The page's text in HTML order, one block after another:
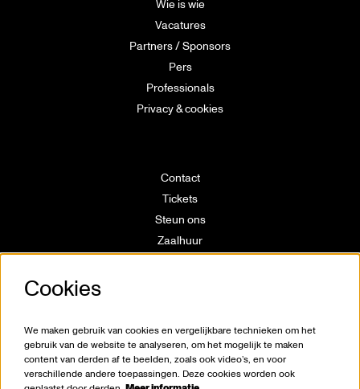
Wie is wie
Vacatures
Partners / Sponsors
Pers
Professionals
Privacy & cookies
Contact
Tickets
Steun ons
Zaalhuur
Huisregels
Klokkenluiderswet
Cookies
We maken gebruik van cookies en vergelijkbare technieken om het
gebruik van de website te analyseren, om het mogelijk te maken
content van derden af te beelden, zoals ook video’s, en voor
verschillende andere toepassingen. Deze cookies worden ook